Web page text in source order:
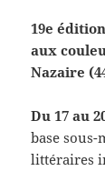
19e
aux
Nazaire
Du 17 au
base
littéraires